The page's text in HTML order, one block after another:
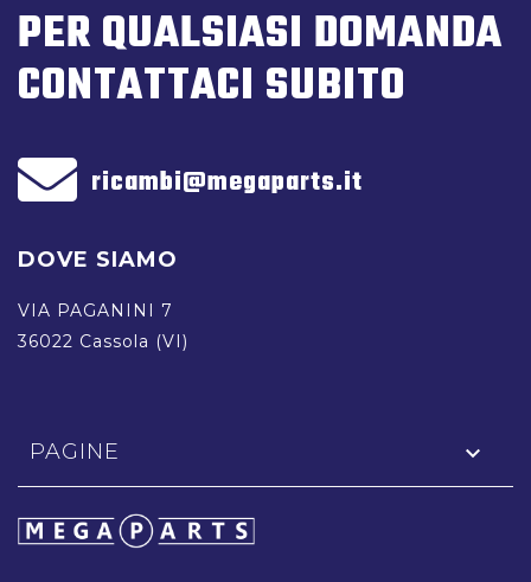
PER QUALSIASI DOMANDA
CONTATTACI SUBITO
ricambi@megaparts.it
DOVE SIAMO
VIA PAGANINI 7
36022 Cassola (VI)
PAGINE 